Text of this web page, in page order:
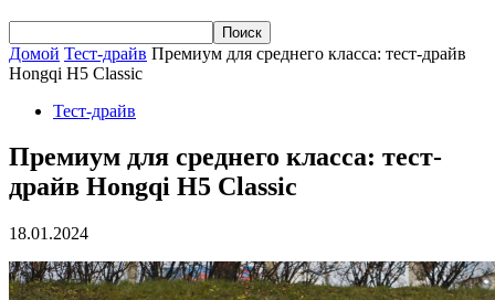
Домой Тест-драйв Премиум для среднего класса: тест-драйв
Hongqi H5 Classic
Тест-драйв
Премиум для среднего класса: тест-
драйв Hongqi H5 Classic
18.01.2024